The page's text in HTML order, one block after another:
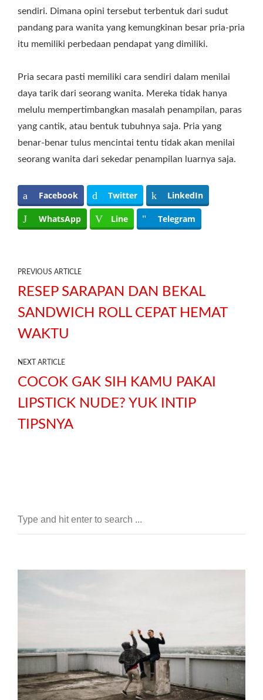
sendiri. Dimana opini tersebut terbentuk dari sudut
pandang para wanita yang kemungkinan besar pria-pria
itu memiliki perbedaan pendapat yang dimiliki.
Pria secara pasti memiliki cara sendiri dalam menilai
daya tarik dari seorang wanita. Mereka tidak hanya
melulu mempertimbangkan masalah penampilan, paras
yang cantik, atau bentuk tubuhnya saja. Pria yang
benar-benar tulus mencintai tentu tidak akan menilai
seorang wanita dari sekedar penampilan luarnya saja.
Facebook Twitter LinkedIn
WhatsApp Line Telegram
PREVIOUS ARTICLE
RESEP SARAPAN DAN BEKAL
SANDWICH ROLL CEPAT HEMAT
WAKTU
NEXT ARTICLE
COCOK GAK SIH KAMU PAKAI
LIPSTICK NUDE? YUK INTIP
TIPSNYA